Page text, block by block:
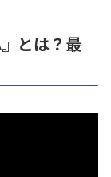
とは？最